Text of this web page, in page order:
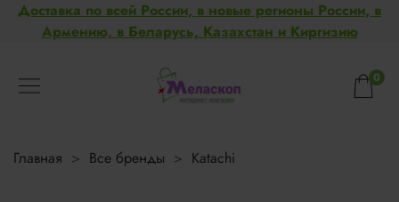
Доставка по всей России, в новые регионы России, в
Армению, в Беларусь, Казахстан и Киргизию
0
Главная Все бренды Katachi